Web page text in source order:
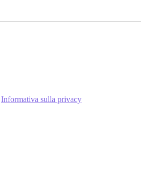
Informativa sulla privacy